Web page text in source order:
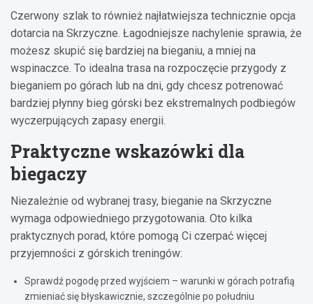
Czerwony szlak to również najłatwiejsza technicznie opcja
dotarcia na Skrzyczne. Łagodniejsze nachylenie sprawia, że
możesz skupić się bardziej na bieganiu, a mniej na
wspinaczce. To idealna trasa na rozpoczęcie przygody z
bieganiem po górach lub na dni, gdy chcesz potrenować
bardziej płynny bieg górski bez ekstremalnych podbiegów
wyczerpujących zapasy energii.
Praktyczne wskazówki dla
biegaczy
Niezależnie od wybranej trasy, bieganie na Skrzyczne
wymaga odpowiedniego przygotowania. Oto kilka
praktycznych porad, które pomogą Ci czerpać więcej
przyjemności z górskich treningów:
Sprawdź pogodę przed wyjściem – warunki w górach potrafią
zmieniać się błyskawicznie, szczególnie po południu